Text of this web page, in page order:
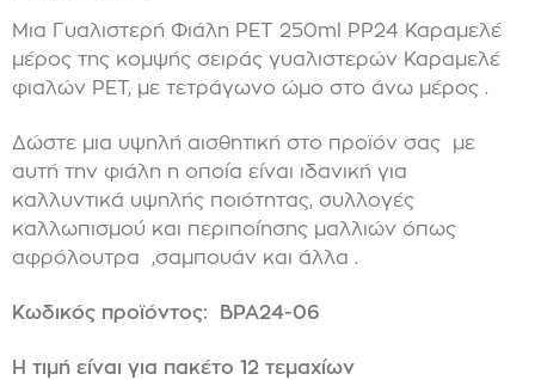
Μια Γυαλιστερή Φιάλη PET 250ml PP24 Καραμελέ
μέρος της κομψής σειράς γυαλιστερών Καραμελέ
φιαλών PET, με τετράγωνο ώμο στο άνω μέρος .
Δώστε μια υψηλή αισθητική στο προϊόν σας με
αυτή την φιάλη η οποία είναι ιδανική για
καλλυντικά υψηλής ποιότητας, συλλογές
καλλωπισμού και περιποίησης μαλλιών όπως
αφρόλουτρα ,σαμπουάν και άλλα .
Κωδικός προϊόντος: BPA24-06
Η τιμή είναι για πακέτο 12 τεμαχίων